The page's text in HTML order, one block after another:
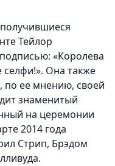
Тейлор
«Королева
Она также
по ее мнению, своей
знаменитый
на церемонии
2014 года
Стрип, Брэдом